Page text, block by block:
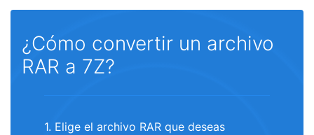
¿Cómo convertir un archivo
RAR a 7Z?
1. Elige el archivo RAR que deseas